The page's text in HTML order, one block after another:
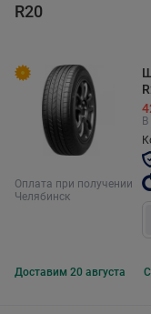
R20
Оплата при получении
Челябинск
В
Доставим 20 августа